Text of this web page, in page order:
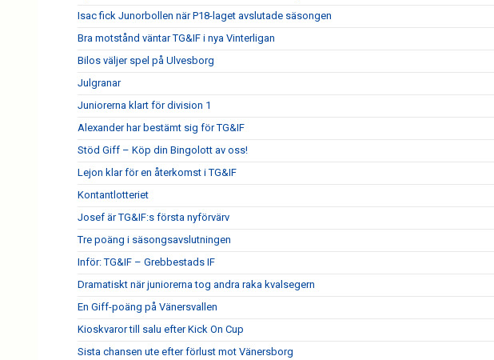
Isac fick Junorbollen när P18-laget avslutade säsongen
Bra motstånd väntar TG&IF i nya Vinterligan
Bilos väljer spel på Ulvesborg
Julgranar
Juniorerna klart för division 1
Alexander har bestämt sig för TG&IF
Stöd Giff – Köp din Bingolott av oss!
Lejon klar för en återkomst i TG&IF
Kontantlotteriet
Josef är TG&IF:s första nyförvärv
Tre poäng i säsongsavslutningen
Inför: TG&IF – Grebbestads IF
Dramatiskt när juniorerna tog andra raka kvalsegern
En Giff-poäng på Vänersvallen
Kioskvaror till salu efter Kick On Cup
Sista chansen ute efter förlust mot Vänersborg